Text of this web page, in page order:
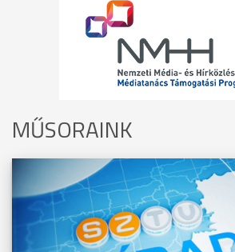
MŰSORAINK